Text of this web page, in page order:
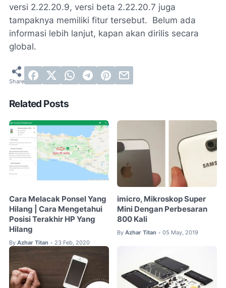
versi 2.22.20.9, versi beta 2.22.20.7 juga
tampaknya memiliki fitur tersebut. Belum ada
informasi lebih lanjut, kapan akan dirilis secara
global.
Related Posts
Cara Melacak Ponsel Yang
Hilang | Cara Mengetahui
Posisi Terakhir HP Yang
Hilang
By Azhar Titan • 23 Feb, 2020
imicro, Mikroskop Super
Mini Dengan Perbesaran
800 Kali
By Azhar Titan • 05 May, 2019